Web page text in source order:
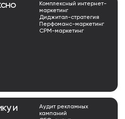
Комплексный интернет-
маркетинг
Диджитал-стратегия
Перфоманс-маркетинг
СРМ-маркетинг
и
Аудит рекламных
кампаний